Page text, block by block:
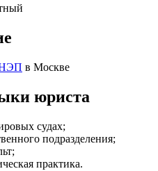
в Москве
юриста
судах;
подразделения;
практика.